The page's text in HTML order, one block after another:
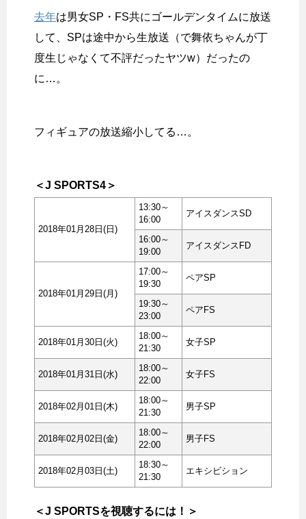
去年は男女SP・FS共にゴールデンタイムに放送
して、SPは途中から生放送（で舞依ちゃんが丁
度生じゃなくて不評だったヤツw）だったの
に…。
フィギュアの放送縮小してる…。
＜J SPORTS4＞
2018年01月28日(日)
13:30～
16:00
アイスダンスSD
16:00～
19:00
アイスダンスFD
2018年01月29日(月)
17:00～
19:30
ペアSP
19:30～
23:00
ペアFS
2018年01月30日(火)
18:00～
21:30
女子SP
2018年01月31日(水)
18:00～
22:00
女子FS
2018年02月01日(木)
18:00～
21:30
男子SP
2018年02月02日(金)
18:00～
22:00
男子FS
2018年02月03日(土)
18:30～
21:30
エキシビション
＜J SPORTSを視聴するには！＞